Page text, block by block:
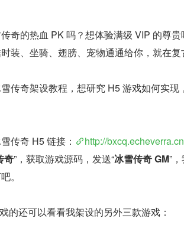
奇的热血 PK 吗？想体验满级 VIP 的尊
装、坐骑、翅膀、宠物通通给你，就在复
传奇架设教程，想研究 H5 游戏如何实
传奇 H5 链接： http://bxcq.echeverra.cn
奇”，获取游戏源码，发送“冰雪传奇 GM”
。
的还可以看看我架设的另外三款游戏：